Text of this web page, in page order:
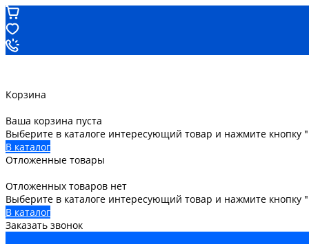
Корзина
Ваша корзина пуста
Выберите в каталоге интересующий товар и нажмите кнопку
В каталог
Отложенные товары
Отложенных товаров нет
Выберите в каталоге интересующий товар и нажмите кнопку
В каталог
Заказать звонок